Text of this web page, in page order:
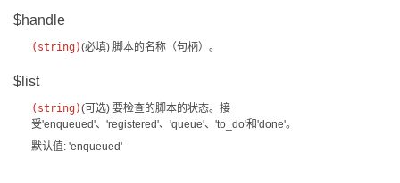
$handle
( string)(必填) 脚本的名称（句柄）。
$list
( string)(可选) 要检查的脚本的状态。接
受'enqueued'、'registered'、'queue'、'to_do'和'done'。
默认值: 'enqueued'